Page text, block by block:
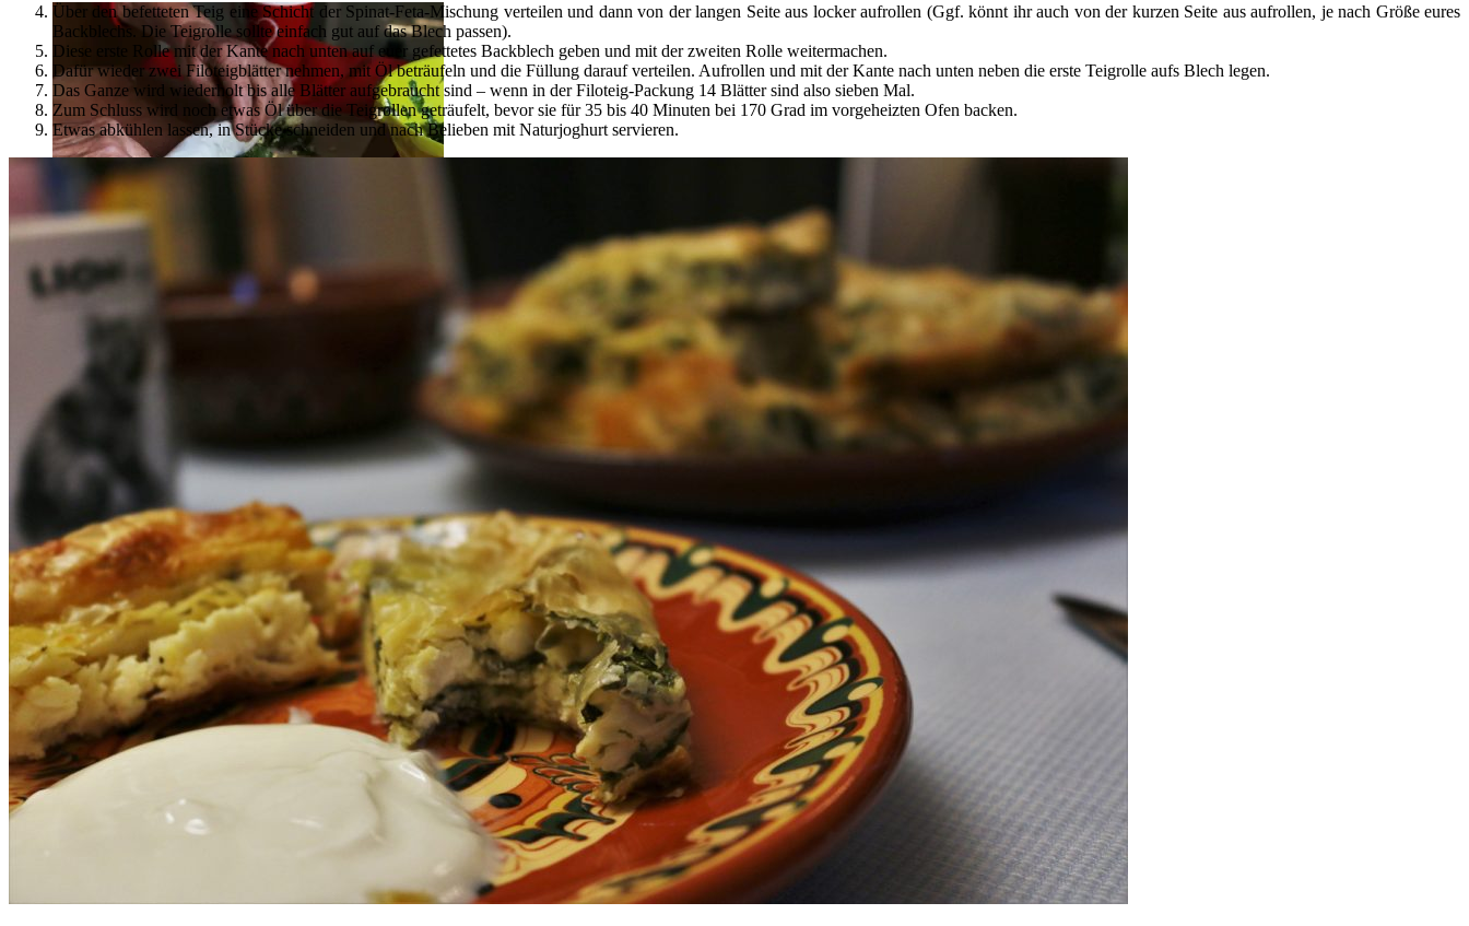
Über den befetteten Teig eine Schicht der Spinat-Feta-Mischung verteilen und dann von der langen Seite aus locker aufrollen (Ggf. könnt ihr auch von der kurzen Seite aus aufrollen, je nach Größe eures
Backblechs. Die Teigrolle sollte einfach gut auf das Blech passen).
Diese erste Rolle mit der Kante nach unten auf euer gefettetes Backblech geben und mit der zweiten Rolle weitermachen.
Dafür wieder zwei Filoteigblätter nehmen, mit Öl beträufeln und die Füllung darauf verteilen. Aufrollen und mit der Kante nach unten neben die erste Teigrolle aufs Blech legen.
Das Ganze wird wiederholt bis alle Blätter aufgebraucht sind – wenn in der Filoteig-Packung 14 Blätter sind also sieben Mal.
Zum Schluss wird noch etwas Öl über die Teigrollen geträufelt, bevor sie für 35 bis 40 Minuten bei 170 Grad im vorgeheizten Ofen backen.
Etwas abkühlen lassen, in Stücke schneiden und nach Belieben mit Naturjoghurt servieren.